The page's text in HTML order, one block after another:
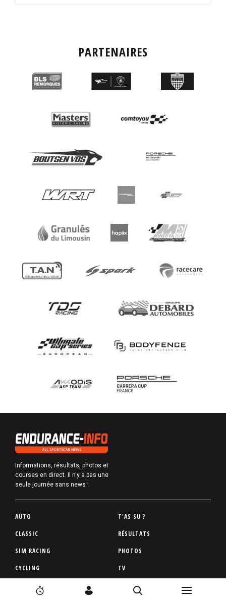
PARTENAIRES
Informations, résultats, photos et
courses en direct. Il n'y a pas une
seule journée sans news !
P
d
d
e
AUTO
CLASSIC
SIM RACING
CYCLING
T'AS SU ?
RÉSULTATS
PHOTOS
TV